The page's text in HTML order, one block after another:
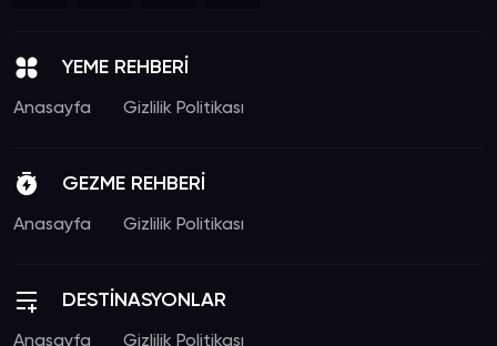
YEME REHBERİ
Anasayfa Gizlilik Politikası
GEZME REHBERİ
Anasayfa Gizlilik Politikası
DESTİNASYONLAR
Anasayfa Gizlilik Politikası